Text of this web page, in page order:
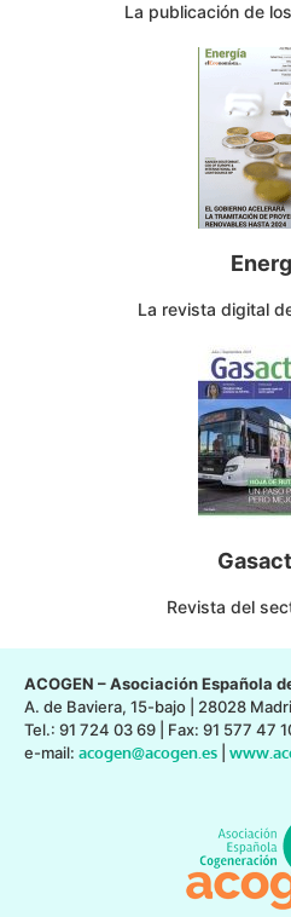
La publicación de
La revista digital
Revista del
ACOGEN – Asociación Española
A. de Baviera, 15-bajo | 28028
Tel.: 91 724 03 69 | Fax: 91 577 47
e-mail: acogen@acogen.es